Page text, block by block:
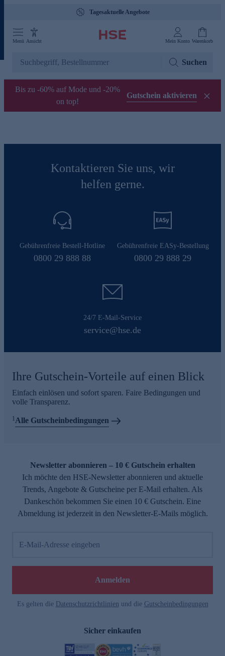
Tagesaktuelle Angebote
Menü Ansicht Mein Konto Warenkorb
Suchen
Bis zu -60% auf Mode und -20%
on top!
Gutschein aktivieren
Kontaktieren Sie uns, wir
helfen gerne.
Gebührenfreie Bestell-Hotline
0800 29 888 88
Gebührenfreie EASy-Bestellung
0800 29 888 29
24/7 E-Mail-Service
service@hse.de
Ihre Gutschein-Vorteile auf einen Blick
Einfach einlösen und sofort sparen. Faire Bedingungen und
volle Transparenz.
1Alle Gutscheinbedingungen
Newsletter abonnieren – 10 € Gutschein erhalten
Ich möchte den HSE-Newsletter abonnieren und aktuelle
Trends, Angebote & Gutscheine per E-Mail erhalten. Als
Dankeschön bekommen Sie einen 10 € Gutschein. Eine
Abmeldung ist jederzeit in den Newsletter-E-Mails möglich.
E-Mail-Adresse eingeben
Anmelden
Es gelten die Datenschutzrichtlinien und die Gutscheinbedingungen
Sicher einkaufen